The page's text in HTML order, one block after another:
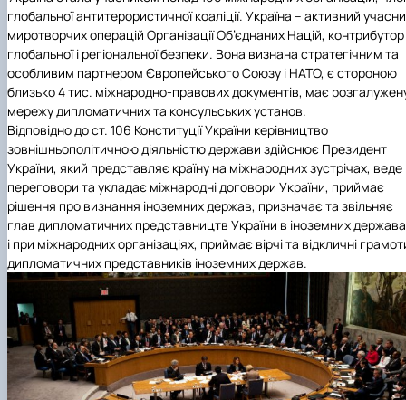
глобальної антитерористичної коаліції. Україна – активний
миротворчих операцій Організації Об’єднаних Націй, контрибутор
глобальної і регіональної безпеки. Вона визнана стратегічним та
особливим партнером Європейського Союзу і НАТО, є стороною
близько 4 тис. міжнародно-правових документів, має
мережу дипломатичних та консульських установ.
Відповідно до ст. 106 Конституції України керівництво
зовнішньополітичною діяльністю держави здійснює Президент
України, який представляє країну на міжнародних зустрічах, веде
переговори та укладає міжнародні договори України, приймає
рішення про визнання іноземних держав, призначає та звільняє
глав дипломатичних представництв України в іноземних
і при міжнародних організаціях, приймає вірчі та відкличні
дипломатичних представників іноземних держав.